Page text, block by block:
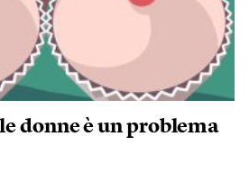
donne è un problema